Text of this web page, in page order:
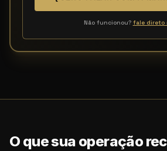
Não funcionou? fale direto
O que sua operação